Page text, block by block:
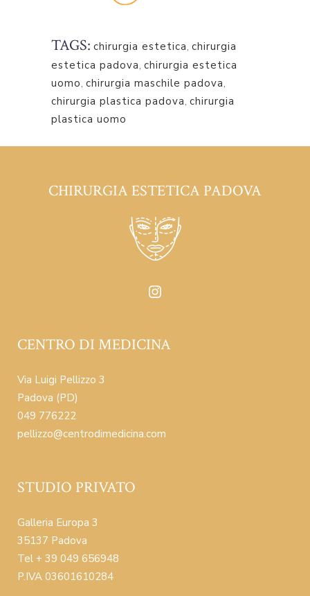
TAGS: chirurgia estetica, chirurgia
estetica padova, chirurgia estetica
uomo, chirurgia maschile padova,
chirurgia plastica padova, chirurgia
plastica uomo
CHIRURGIA ESTETICA PADOVA
Instagram
CENTRO DI MEDICINA
Via Luigi Pellizzo 3
Padova (PD)
049 776222
pellizzo@centrodimedicina.com
STUDIO PRIVATO
Galleria Europa 3
35137 Padova
Tel + 39 049 656948
P.IVA 03601610284